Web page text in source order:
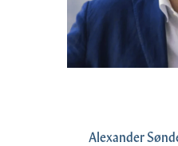
Alexander